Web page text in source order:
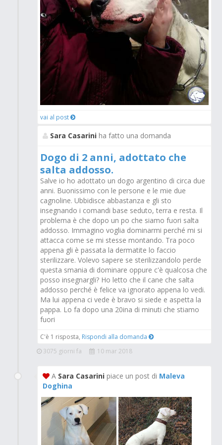
vai al post
Sara Casarini ha fatto una domanda
Dogo di 2 anni, adottato che
salta addosso.
Salve io ho adottato un dogo argentino di circa due
anni. Buonissimo con le persone e le mie due
cagnoline. Ubbidisce abbastanza e gli sto
insegnando i comandi base seduto, terra e resta. Il
problema è che dopo un po che siamo fuori salta
addosso. Immagino voglia dominarmi perché mi si
attacca come se mi stesse montando. Tra poco
appena gli è passata la dermatite lo faccio
sterilizzare. Volevo sapere se sterilizzandolo perde
questa smania di dominare oppure c'è qualcosa che
posso insegnargli? Ho letto che il cane che salta
addosso perché è felice va ignorato appena lo vedi.
Ma lui appena ci vede è bravo si siede e aspetta la
pappa. Lo fa dopo una 20ina di minuti che stiamo
fuori
C'è 1 risposta, Rispondi alla domanda
3075 giorni fa
10 mar 2018
A Sara Casarini piace un post di Maleva
Doghina